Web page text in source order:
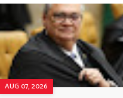
AUG 07, 2026